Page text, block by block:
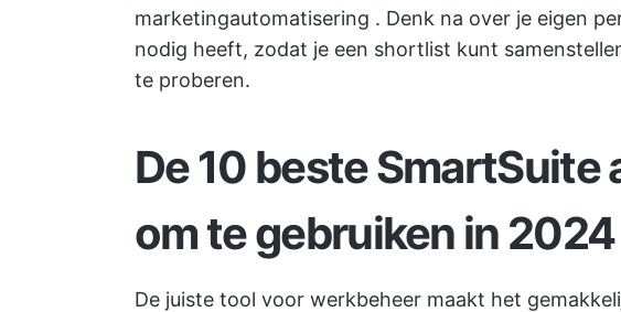
marketingautomatisering . Denk na over je eigen
nodig heeft, zodat je een shortlist kunt
te proberen.
De 10 beste SmartSuite
om te gebruiken in 2024
De juiste tool voor werkbeheer maakt het